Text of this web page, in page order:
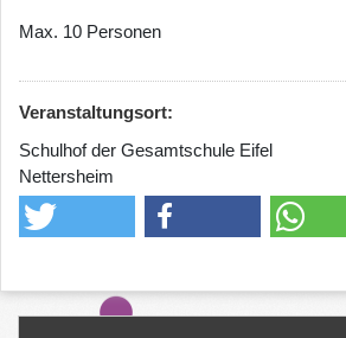
Max. 10 Personen
Veranstaltungsort:
Schulhof der Gesamtschule Eifel
Nettersheim